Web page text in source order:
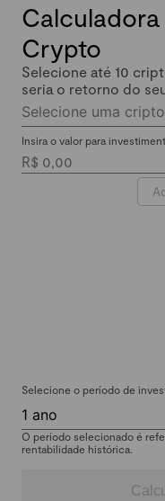
Crypto
Selecione até 10
seria o retorno do
Selecione uma
Insira o valor para
Selecione o período de
1 ano
O período selecionado é
rentabilidade histórica.